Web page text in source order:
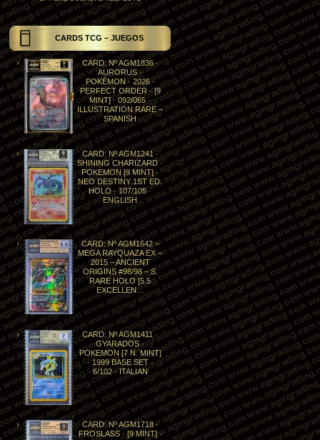
CARDS TCG – JUEGOS
CARD: Nº AGM1836 ·
AURORUS ·
POKÉMON · 2026 ·
PERFECT ORDER · [9
MINT] · 092/065 ·
ILLUSTRATION RARE –
SPANISH
CARD: Nº AGM1241 ·
SHINING CHARIZARD ·
POKEMON [9 MINT] ·
NEO DESTINY 1ST ED.
HOLO · 107/105 ·
ENGLISH
CARD: Nº AGM1642 –
MEGA RAYQUAZA EX –
2015 – ANCIENT
ORIGINS #98/98 – S.
RARE HOLO [5.5
EXCELLEN…
CARD: Nº AGM1411 ·
GYARADOS ·
POKEMON [7 N. MINT]
· 1999 BASE SET ·
6/102 · ITALIAN
CARD: Nº AGM1718 ·
FROSLASS · [9 MINT] ·